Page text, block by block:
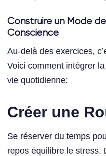
Construire un Mode
Conscience
Au-delà des exercices,
Voici comment intégrer
vie quotidienne:
Créer une
Se réserver du temps
repos équilibre le stress.